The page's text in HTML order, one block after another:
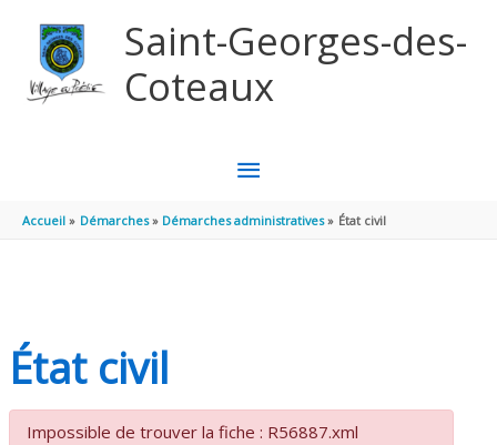
Saint-Georges-des-
Coteaux
MENU
PRINCIPAL
Accueil Démarches Démarches administratives État civil
État civil
Impossible de trouver la fiche : R56887.xml